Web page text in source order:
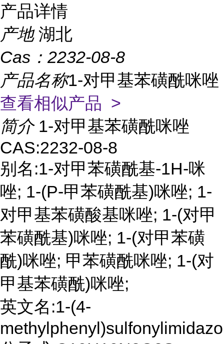
产品详情
产地 湖北
Cas： 2232-08-8
产品名称1-对甲基苯磺酰咪唑
查看相似产品 >
简介 1-对甲基苯磺酰咪唑
CAS:2232-08-8
别名:1-对甲苯磺酰基-1H-咪
唑; 1-(P-甲苯磺酰基)咪唑; 1-
对甲基苯磺酸基咪唑; 1-(对甲
苯磺酰基)咪唑; 1-(对甲苯磺
酰)咪唑; 甲苯磺酰咪唑; 1-(对
甲基苯磺酰)咪唑;
英文名:1-(4-